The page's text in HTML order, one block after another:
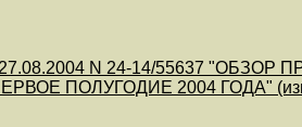
27.08.2004 N 24-14/55637
ПОЛУГОДИЕ 2004 ГОДА"